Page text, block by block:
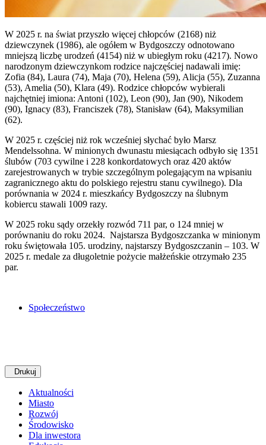
W 2025 r. na świat przyszło więcej chłopców (2168) niż
dziewczynek (1986), ale ogółem w Bydgoszczy odnotowano
mniejszą liczbę urodzeń (4154) niż w ubiegłym roku (4217). Nowo
narodzonym dziewczynkom rodzice najczęściej nadawali imię:
Zofia (84), Laura (74), Maja (70), Helena (59), Alicja (55), Zuzanna
(53), Amelia (50), Klara (49). Rodzice chłopców wybierali
najchętniej imiona: Antoni (102), Leon (90), Jan (90), Nikodem
(90), Ignacy (83), Franciszek (78), Stanisław (64), Maksymilian
(62).
W 2025 r. częściej niż rok wcześniej słychać było Marsz
Mendelssohna. W minionych dwunastu miesiącach odbyło się 1351
ślubów (703 cywilne i 228 konkordatowych oraz 420 aktów
zarejestrowanych w trybie szczególnym polegającym na wpisaniu
zagranicznego aktu do polskiego rejestru stanu cywilnego). Dla
porównania w 2024 r. mieszkańcy Bydgoszczy na ślubnym
kobiercu stawali 1009 razy.
W 2025 roku sądy orzekły rozwód 711 par, o 124 mniej w
porównaniu do roku 2024. Najstarsza Bydgoszczanka w minionym
roku świętowała 105. urodziny, najstarszy Bydgoszczanin – 103. W
2025 r. medale za długoletnie pożycie małżeńskie otrzymało 235
par.
Społeczeństwo
Drukuj
Aktualności
Miasto
Rozwój
Środowisko
Dla inwestora